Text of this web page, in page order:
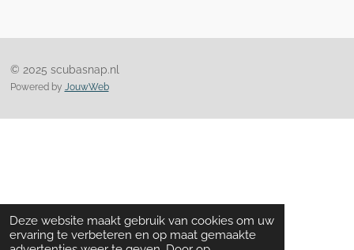
Deze website maakt gebruik van cookies om uw
ervaring te verbeteren en op maat gemaakte
© 2025 scubasnap.nl
Powered by JouwWeb